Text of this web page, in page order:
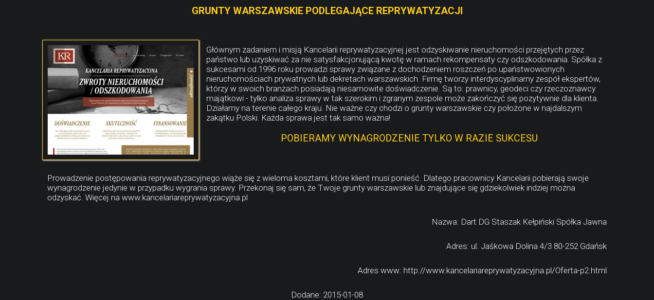
GRUNTY WARSZAWSKIE PODLEGAJĄCE REPRYWATYZACJI
Głównym zadaniem i misją Kancelarii reprywatyzacyjnej jest odzyskiwanie nieruchomości przejętych przez
państwo lub uzyskiwać za nie satysfakcjonującą kwotę w ramach rekompensaty czy odszkodowania. Spółka z
sukcesami od 1996 roku prowadzi sprawy związane z dochodzeniem roszczeń po upaństwowionych
nieruchomościach prywatnych lub dekretach warszawskich. Firmę tworzy interdyscyplinarny zespół ekspertów,
którzy w swoich branżach posiadają niesamowite doświadczenie. Są to: prawnicy, geodeci czy rzeczoznawcy
majątkowi - tylko analiza sprawy w tak szerokim i zgranym zespole może zakończyć się pozytywnie dla klienta.
Działamy na terenie całego kraju. Nie ważne czy chodzi o grunty warszawskie czy położone w najdalszym
zakątku Polski. Każda sprawa jest tak samo ważna!
POBIERAMY WYNAGRODZENIE TYLKO W RAZIE SUKCESU
Prowadzenie postępowania reprywatyzacyjnego wiąże się z wieloma kosztami, które klient musi ponieść. Dlatego pracownicy Kancelarii pobierają swoje
wynagrodzenie jedynie w przypadku wygrania sprawy. Przekonaj się sam, że Twoje grunty warszawskie lub znajdujące się gdziekolwiek indziej można
odzyskać. Więcej na www.kancelariareprywatyzacyjna.pl
Nazwa: Dart DG Staszak Kełpiński Spółka Jawna
Adres: ul. Jaśkowa Dolina 4/3 80-252 Gdańsk
Adres www: http://www.kancelariareprywatyzacyjna.pl/Oferta-p2.html
Dodane: 2015-01-08